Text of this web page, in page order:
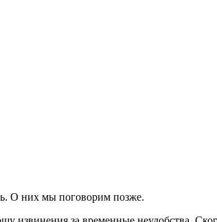
О них мы поговорим позже.